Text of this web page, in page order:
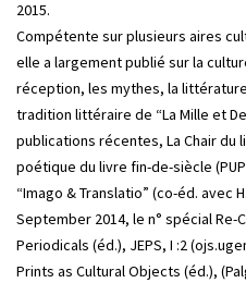
2015.
Compétente sur plusieurs aires
elle a largement publié sur la
réception, les mythes, la
tradition littéraire de “La Mille et
publications récentes, La Chair du
poétique du livre fin-de-siècle
“Imago & Translatio” (co-éd. avec
September 2014, le n° spécial Re-
Periodicals (éd.), JEPS, I :2
Prints as Cultural Objects (éd.),